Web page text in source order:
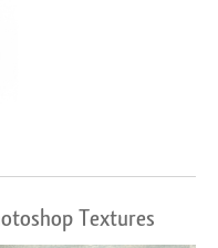
Textures